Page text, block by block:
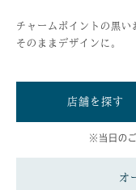
チャームポイントの黒
そのままデザインに。
店舗を探す
※当日のご
オ